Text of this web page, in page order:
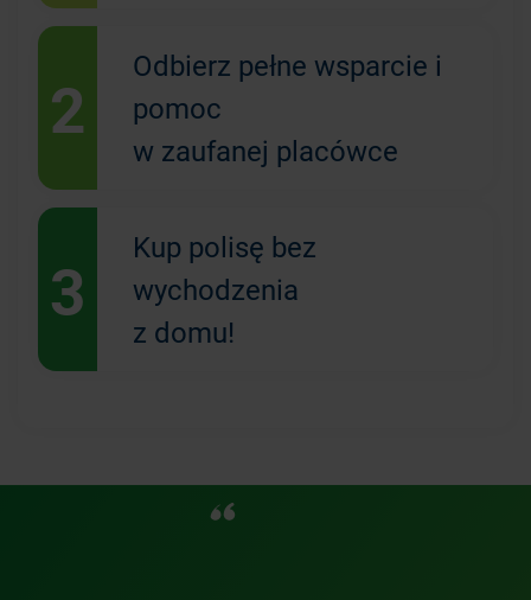
2
Odbierz pełne wsparcie i
pomoc
w zaufanej placówce
3
Kup polisę bez
wychodzenia
z domu!